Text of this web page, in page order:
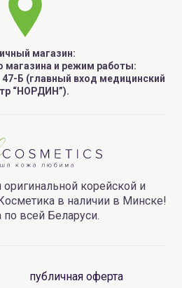
магазин:
магазина и режим работы:
47-Б (главный вход медицинский
“НОРДИН”).
оригинальной корейской и
в наличии в Минске!
по всей Беларуси.
публичная оферта